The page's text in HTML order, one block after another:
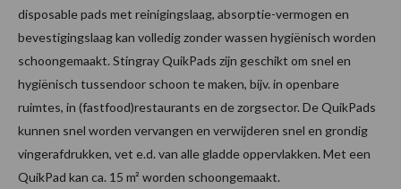
disposable pads met reinigingslaag, absorptie-vermogen en
bevestigingslaag kan volledig zonder wassen hygiënisch worden
schoongemaakt. Stingray QuikPads zijn geschikt om snel en
hygiënisch tussendoor schoon te maken, bijv. in openbare
ruimtes, in (fastfood)restaurants en de zorgsector. De QuikPads
kunnen snel worden vervangen en verwijderen snel en grondig
vingerafdrukken, vet e.d. van alle gladde oppervlakken. Met een
QuikPad kan ca. 15 m² worden schoongemaakt.